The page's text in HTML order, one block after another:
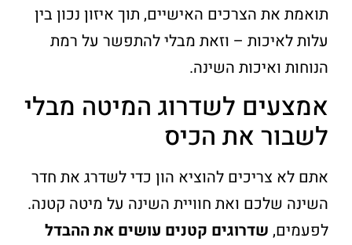
תואמת את הצרכים האישיים, תוך איזון נכון בין
עלות לאיכות – וזאת מבלי להתפשר על רמת
הנוחות ואיכות השינה.
אמצעים לשדרוג המיטה מבלי
לשבור את הכיס
אתם לא צריכים להוציא הון כדי לשדרג את חדר
השינה שלכם ואת חוויית השינה על מיטה קטנה.
לפעמים, שדרוגים קטנים עושים את ההבדל